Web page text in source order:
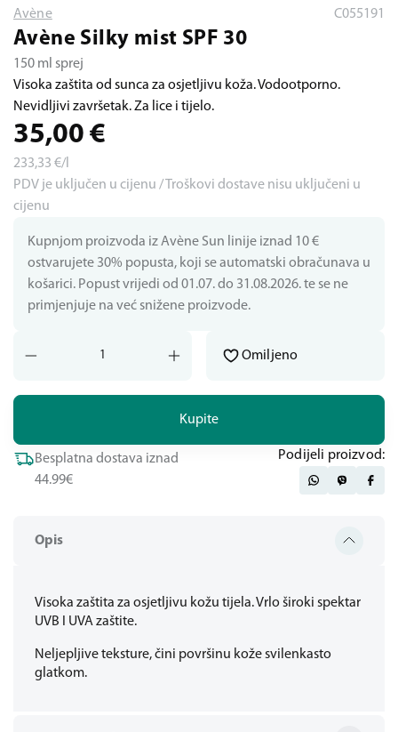
Opis
Visoka zaštita za osjetljivu kožu tijela. Vrlo široki spektar
UVB I UVA zaštite.
Neljepljive teksture, čini površinu kože svilenkasto
glatkom.
Avène C055191
Avène Silky mist SPF 30
150 ml sprej
Visoka zaštita od sunca za osjetljivu koža. Vodootporno.
Nevidljivi završetak. Za lice i tijelo.
35,00 €
233,33 €/l
PDV je uključen u cijenu / Troškovi dostave nisu uključeni u
cijenu
Kupnjom proizvoda iz Avène Sun linije iznad 10 €
ostvarujete 30% popusta, koji se automatski obračunava u
košarici. Popust vrijedi od 01.07. do 31.08.2026. te se ne
primjenjuje na već snižene proizvode.
Kupite
Omiljeno
Besplatna dostava iznad
44.99€
Podijeli proizvod: